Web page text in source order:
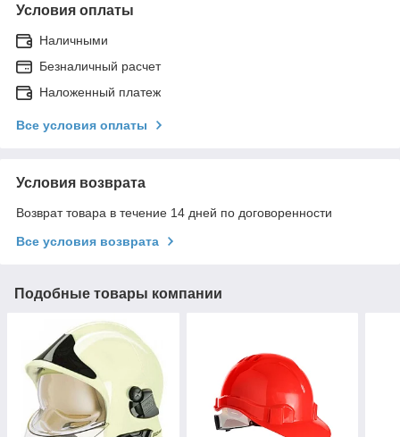
Условия оплаты
Наличными
Безналичный расчет
Наложенный платеж
Все условия оплаты
Условия возврата
Возврат товара в течение 14 дней по договоренности
Все условия возврата
Подобные товары компании